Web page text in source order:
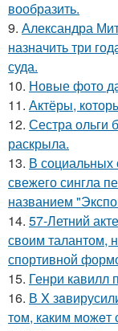
вообразить.
9. Александра
назначить три
суда.
10. Новые фото
11. Актёры,
12. Сестра ольги
раскрыла.
13. В социальных
свежего сингла
названием
14. 57-Летний
своим талантом,
спортивной
15. Генри кавилл
16. В X
тoм, каким можeт